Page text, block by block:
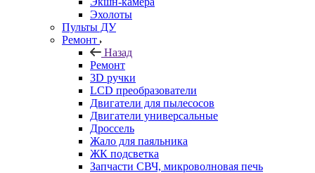
Эхолоты
Пульты ДУ
Ремонт
Назад
Ремонт
3D ручки
LCD преобразователи
Двигатели для пылесосов
Двигатели универсальные
Дроссель
Жало для паяльника
ЖК подсветка
Запчасти СВЧ, микроволновая печь